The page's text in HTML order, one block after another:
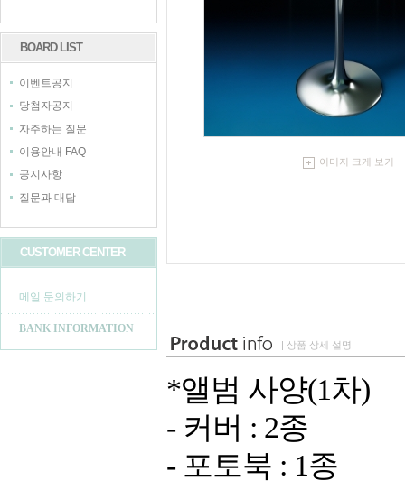
BOARD LIST
이벤트공지
당첨자공지
자주하는 질문
이용안내 FAQ
공지사항
질문과 대답
CUSTOMER CENTER
메일 문의하기
BANK INFORMATION
이미지 크게 보기
| 상품 상세 설명
*앨범 사양(1차)
- 커버 : 2종
- 포토북 : 1종